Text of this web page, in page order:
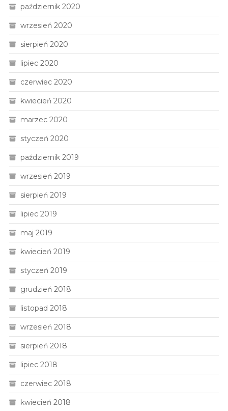
październik 2020
wrzesień 2020
sierpień 2020
lipiec 2020
czerwiec 2020
kwiecień 2020
marzec 2020
styczeń 2020
październik 2019
wrzesień 2019
sierpień 2019
lipiec 2019
maj 2019
kwiecień 2019
styczeń 2019
grudzień 2018
listopad 2018
wrzesień 2018
sierpień 2018
lipiec 2018
czerwiec 2018
kwiecień 2018